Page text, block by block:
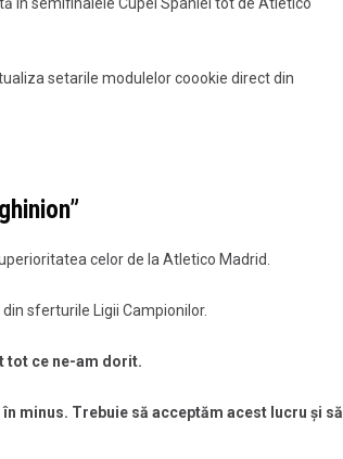
setarile modulelor coookie direct din
celor de la Atletico Madrid.
sferturile Ligii Campionilor.
tot ce ne-am dorit.
minus. Trebuie să acceptăm acest lucru și să